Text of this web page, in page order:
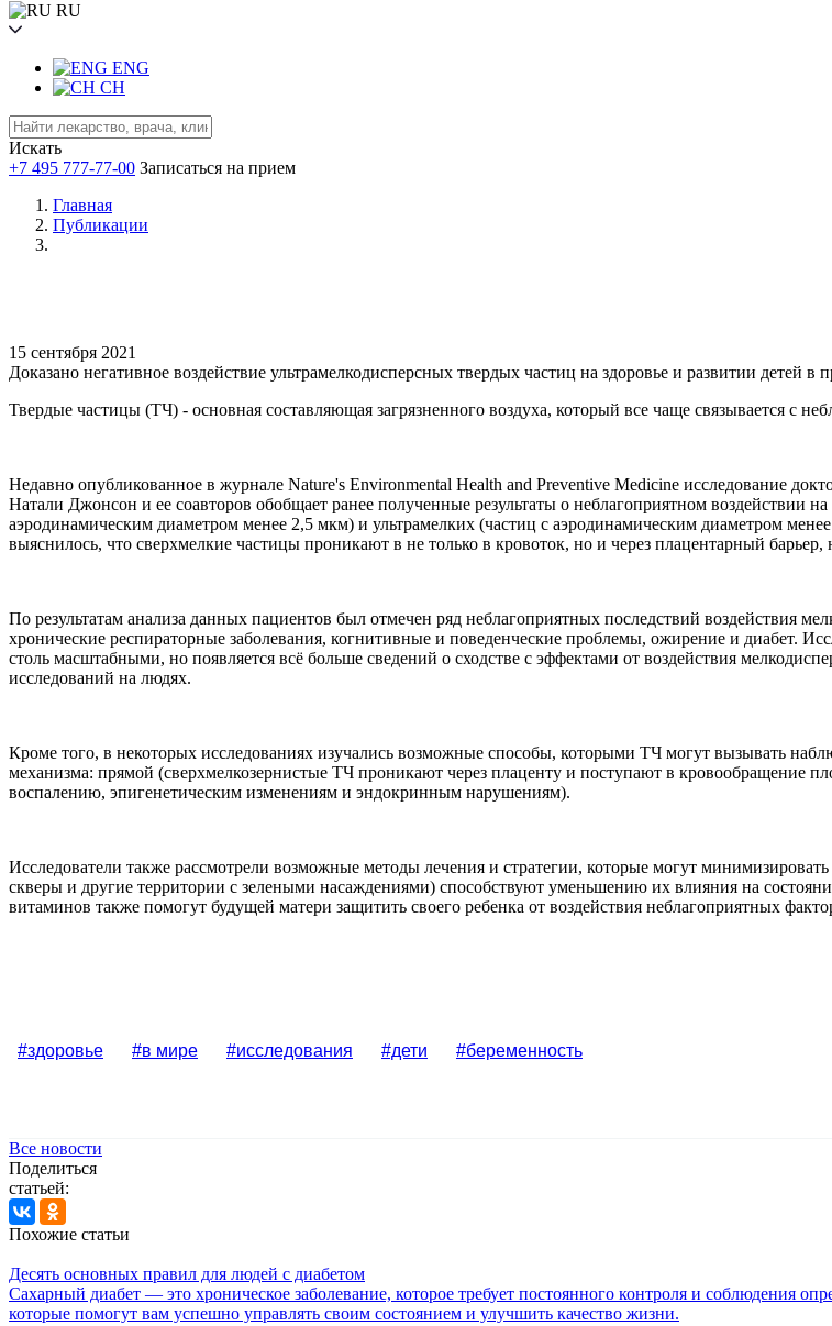
RU
ENG
CH
Искать
+7 495 777-77-00 Записаться на прием
Главная
Публикации
15 сентября 2021
Доказано негативное воздействие ультрамелкодисперсных твердых частиц на здоровье и развитии детей в
Твердые частицы (ТЧ) - основная составляющая загрязненного воздуха, который все чаще связывается с
Недавно опубликованное в журнале Nature's Environmental Health and Preventive Medicine исследование
Натали Джонсон и ее соавторов обобщает ранее полученные результаты о неблагоприятном воздействии
аэродинамическим диаметром менее 2,5 мкм) и ультрамелких (частиц с аэродинамическим диаметром
выяснилось, что сверхмелкие частицы проникают в не только в кровоток, но и через плацентарный
По результатам анализа данных пациентов был отмечен ряд неблагоприятных последствий воздействия
хронические респираторные заболевания, когнитивные и поведенческие проблемы, ожирение и диабет.
столь масштабными, но появляется всё больше сведений о сходстве с эффектами от воздействия
исследований на людях.
Кроме того, в некоторых исследованиях изучались возможные способы, которыми ТЧ могут вызывать
механизма: прямой (сверхмелкозернистые ТЧ проникают через плаценту и поступают в кровообращение
воспалению, эпигенетическим изменениям и эндокринным нарушениям).
Исследователи также рассмотрели возможные методы лечения и стратегии, которые могут
скверы и другие территории с зелеными насаждениями) способствуют уменьшению их влияния на
витаминов также помогут будущей матери защитить своего ребенка от воздействия неблагоприятных
#здоровье #в мире #исследования #дети #беременность
Все новости
Поделиться
статьей:
Похожие статьи
Десять основных правил для людей с диабетом
Сахарный диабет — это хроническое заболевание, которое требует постоянного контроля и соблюдения
которые помогут вам успешно управлять своим состоянием и улучшить качество жизни.